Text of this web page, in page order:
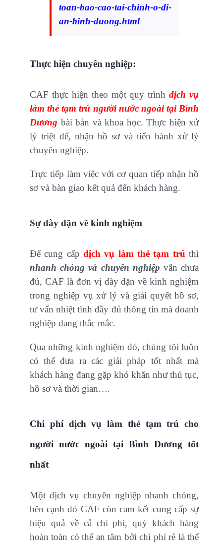
toan-bao-cao-tai-chinh-o-di-
an-binh-duong.html
Thực hiện chuyên nghiệp:
CAF thực hiện theo một quy trìnhdịch vụ
làm thẻ tạm trú người nước ngoài tại Bình
Dương bài bản và khoa học. Thực hiện xử
lý triệt để, nhận hồ sơ và tiến hành xử lý
chuyên nghiệp.
Trực tiếp làm việc với cơ quan tiếp nhận hồ
sơ và bàn giao kết quả đến khách hàng.
Sự dày dặn về kinh nghiệm
Để cung cấpdịch vụ làm thẻ tạm trúthì
nhanh chóng và chuyên nghiệp vẫn chưa
đủ, CAF là đơn vị dày dặn về kinh nghiệm
trong nghiệp vụ xử lý và giải quyết hồ sơ,
tư vấn nhiệt tình đầy đủ thông tin mà doanh
nghiệp đang thắc mắc.
Qua những kinh nghiệm đó, chúng tôi luôn
có thể đưa ra các giải pháp tốt nhất mà
khách hàng đang gặp khó khăn như thủ tục,
hồ sơ và thời gian….
Chi phí dịch vụ làm thẻ tạm trú cho
người nước ngoài tại Bình Dương tốt
nhất
Một dịch vụ chuyên nghiệp nhanh chóng,
bên cạnh đó CAF còn cam kết cung cấp sự
hiệu quả về cả chi phí, quý khách hàng
hoàn toàn có thể an tâm bởi chi phí rẻ là thế